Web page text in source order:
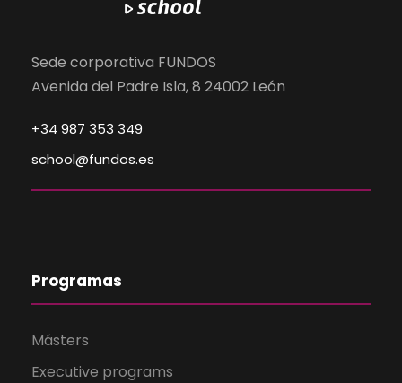
Sede corporativa FUNDOS
Avenida del Padre Isla, 8 24002 León
+34 987 353 349
school@fundos.es
Programas
Másters
Executive programs